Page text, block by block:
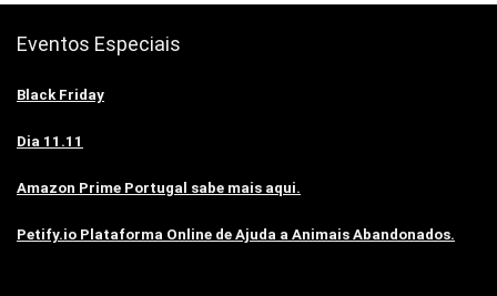
Eventos Especiais
Black Friday
Dia 11.11
Amazon Prime Portugal sabe mais aqui.
Petify.io Plataforma Online de Ajuda a Animais Abandonados.